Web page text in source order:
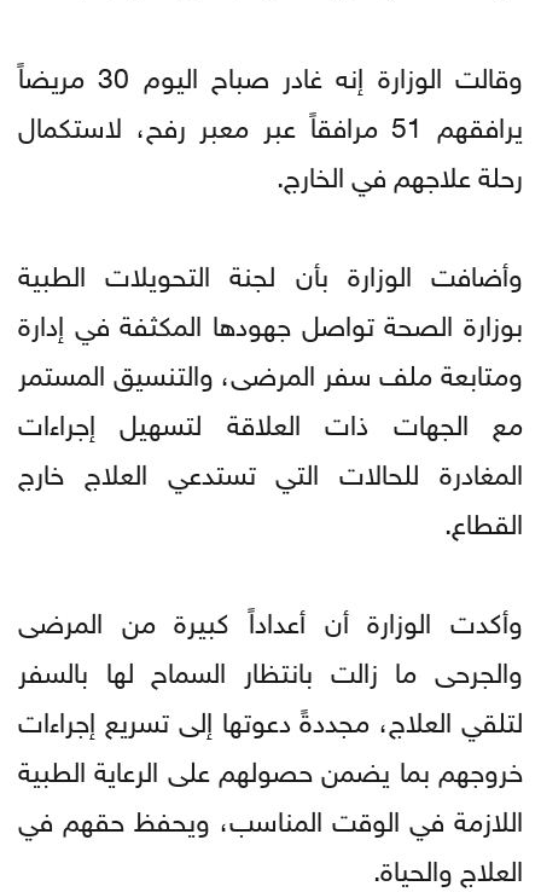
وقالت الوزارة إنه غادر صباح اليوم 30 مريضاً
يرافقهم 51 مرافقاً عبر معبر رفح، لاستكمال
رحلة علاجهم في الخارج.
وأضافت الوزارة بأن لجنة التحويلات الطبية
بوزارة الصحة تواصل جهودها المكثفة في إدارة
ومتابعة ملف سفر المرضى، والتنسيق المستمر
مع الجهات ذات العلاقة لتسهيل إجراءات
المغادرة للحالات التي تستدعي العلاج خارج
القطاع.
وأكدت الوزارة أن أعداداً كبيرة من المرضى
والجرحى ما زالت بانتظار السماح لها بالسفر
لتلقي العلاج، مجددةً دعوتها إلى تسريع إجراءات
خروجهم بما يضمن حصولهم على الرعاية الطبية
اللازمة في الوقت المناسب، ويحفظ حقهم في
العلاج والحياة.